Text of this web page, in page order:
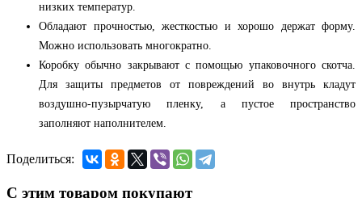
низких температур.
Обладают прочностью, жесткостью и хорошо держат форму.
Можно использовать многократно.
Коробку обычно закрывают с помощью упаковочного скотча.
Для защиты предметов от повреждений во внутрь кладут
воздушно-пузырчатую пленку, а пустое пространство
заполняют наполнителем.
Поделиться:
С этим товаром покупают